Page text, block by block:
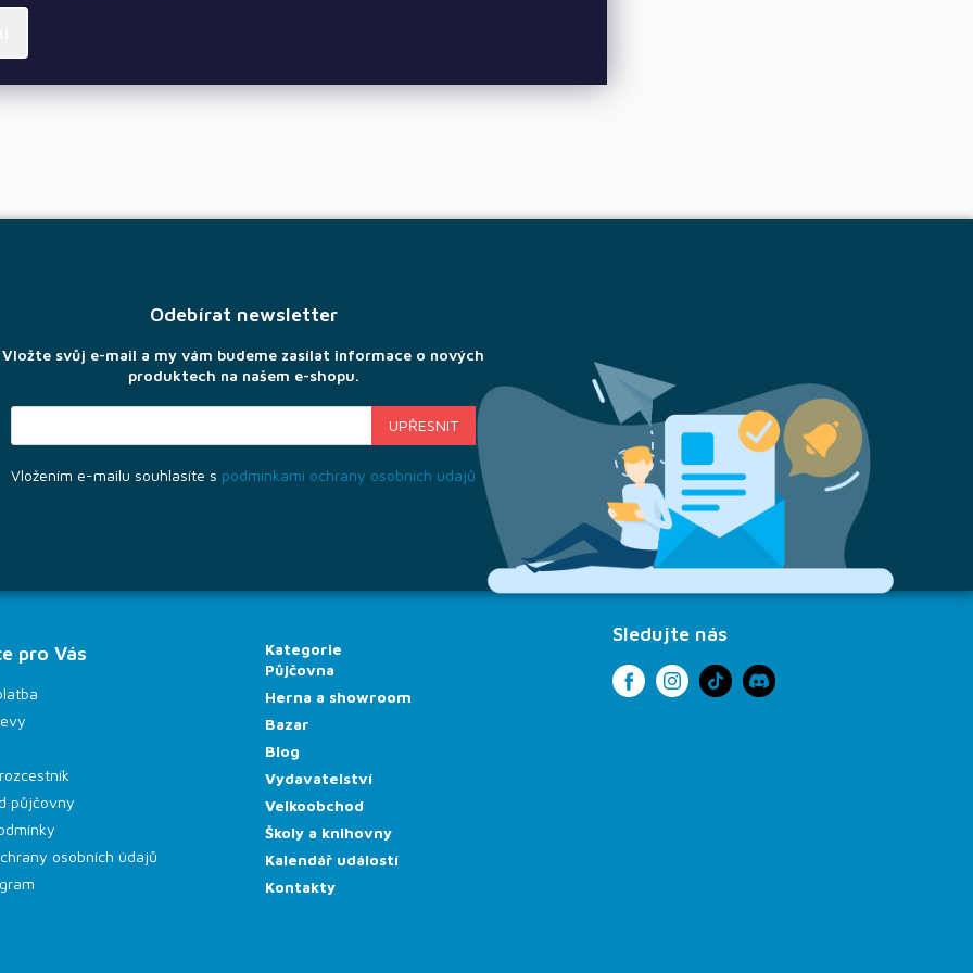
Odebírat newsletter
Vložte svůj e-mail a my vám budeme zasílat informace o nových
produktech na našem e-shopu.
Vložením e-mailu souhlasíte s podmínkami ochrany osobních údajů
pro Vás
půjčovny
osobních údajů
Kategorie
Půjčovna
Herna a showroom
Bazar
Blog
Vydavatelství
Velkoobchod
Školy a knihovny
Kalendář událostí
Kontakty
Sledujte nás